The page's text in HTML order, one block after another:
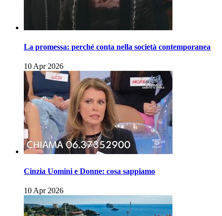
La promessa: perché conta nella società contemporanea
10 Apr 2026
Cinzia Uomini e Donne: cosa sappiamo
10 Apr 2026